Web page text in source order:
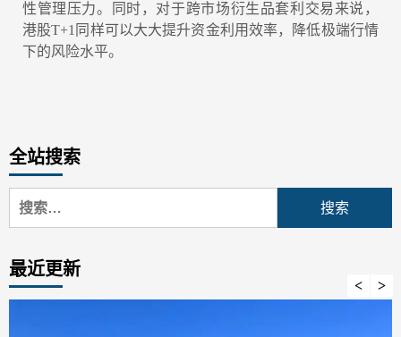
性管理压力。同时，对于跨市场衍生品套利交易来说，
港股T+1同样可以大大提升资金利用效率，降低极端行情
下的风险水平。
全站搜索
搜
索：
最近更新